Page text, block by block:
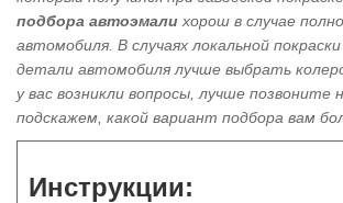
подбора автоэмали хорош в случае
автомобиля . В случаях локальной
детали автомобиля лучше выбрать
у вас возникли вопросы, лучше позвоните
подскажем, какой вариант подбора вам
Инструкции: